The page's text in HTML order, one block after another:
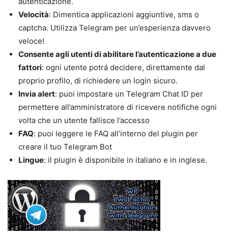
Velocità: Dimentica applicazioni aggiuntive, sms o
captcha. Utilizza Telegram per un’esperienza davvero
veloce!
Consente agli utenti di abilitare l’autenticazione a due
fattori: ogni utente potrá decidere, direttamente dal
proprio profilo, di richiedere un login sicuro.
Invia alert: puoi impostare un Telegram Chat ID per
permettere all’amministratore di ricevere notifiche ogni
volta che un utente fallisce l’accesso
FAQ: puoi leggere le FAQ all’interno del plugin per
creare il tuo Telegram Bot
Lingue: il plugin è disponibile in italiano e in inglese.